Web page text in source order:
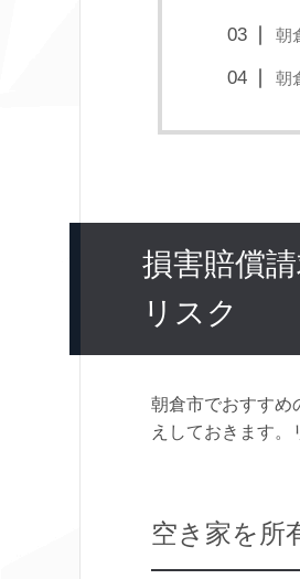
朝
朝
損害賠償
リスク
朝倉市でおすすめ
えしておきます。
空き家を所